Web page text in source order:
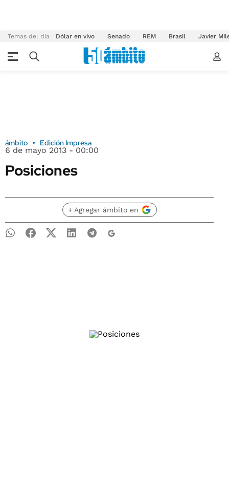
Temas del día Dólar en vivo Senado REM Brasil Javier
ámbito Edición Impresa
6 de mayo 2013 - 00:00
Posiciones
+ Agregar ámbito en